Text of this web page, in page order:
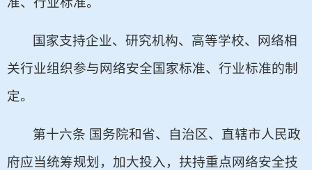
国家支持企业、研究机构、高等学校、网络相
关行业组织参与网络安全国家标准、行业标准的制
定。
第十六条 国务院和省、自治区、直辖市人民政
府应当统筹规划，加大投入，扶持重点网络安全技